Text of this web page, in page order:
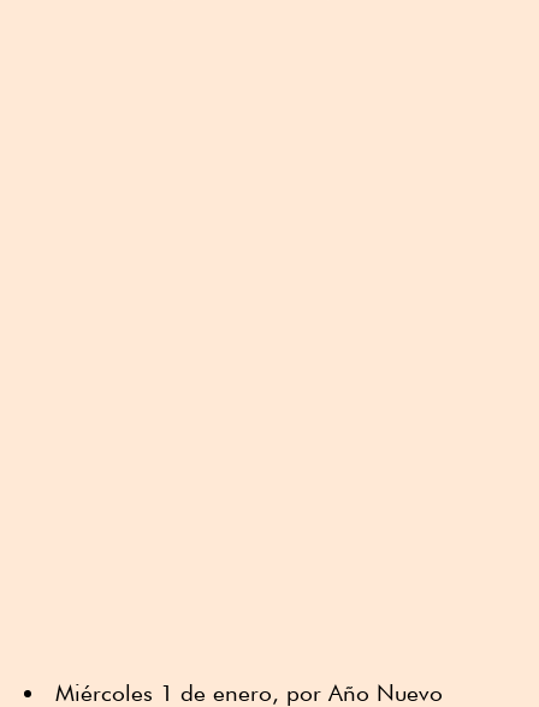
Miércoles 1 de enero, por Año Nuevo